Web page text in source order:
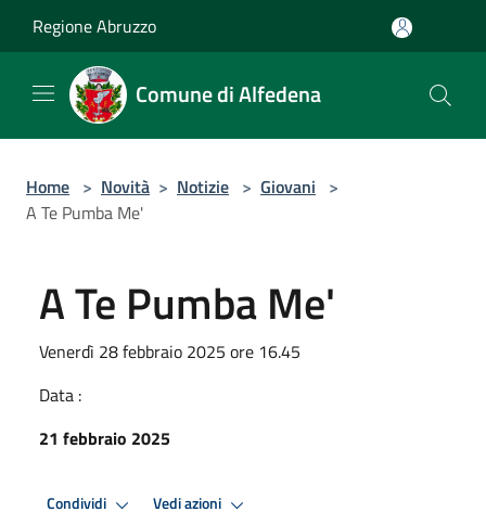
Regione Abruzzo
Comune di Alfedena
Home > Novità > Notizie > Giovani >
A Te Pumba Me'
A Te Pumba Me'
Venerdì 28 febbraio 2025 ore 16.45
Data :
21 febbraio 2025
Condividi Vedi azioni